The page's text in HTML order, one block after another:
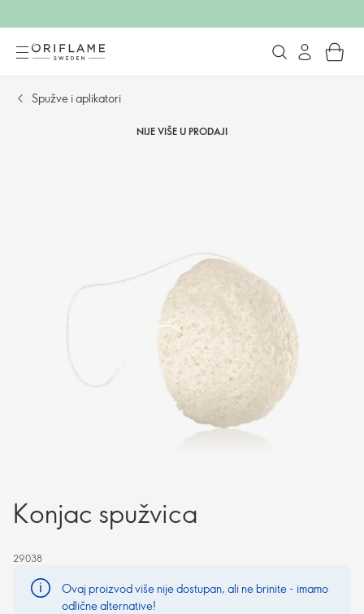
Spužve i aplikatori
NIJE VIŠE U PRODAJI
Konjac spužvica
29038
Ovaj proizvod više nije dostupan, ali ne brinite - imamo
odlične alternative!